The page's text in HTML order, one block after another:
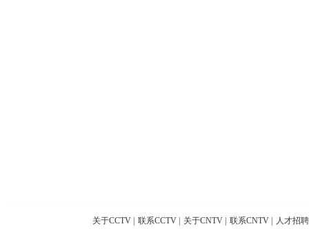
关于CCTV 联系CCTV 关于CNTV 联系CNTV 人才招聘